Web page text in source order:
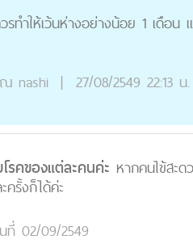
รทําให้เว้นห่างอย่างน้อย 1 เดื
nashi | 27/08/2549 22:13 น.
คของแต่ละคนค่ะ หากคนไข้สะ
ครั้งก็ได้ค่ะ
ที่ 02/09/2549